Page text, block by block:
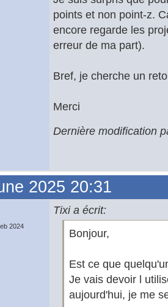
points et non point-z.
encore regarde les
erreur de ma part).
Bref, je cherche un
Merci
Dernière modification
2025 20:31
2024
Tixi a écrit:
Bonjour,
Est ce que
Je vais devoir l
aujourd'hui, je me